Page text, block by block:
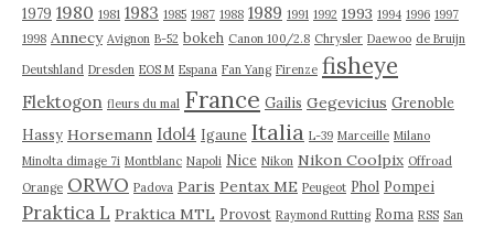
1979 1980 1981 1983 1985 1987 1988 1989 1991 1992 1993 1994 1996 1997
1998 Annecy Avignon B-52 bokeh Canon 100/2.8 Chrysler Daewoo de Bruijn
Deutshland Dresden EOS M Espana Fan Yang Firenze fisheye
Flektogon fleurs du mal France Gailis Gegevicius Grenoble
Hassy Horsemann Idol4 Igaune Italia L-39 Marceille Milano
Minolta dimage 7i Montblanc Napoli Nice Nikon Nikon Coolpix Offroad
Orange ORWO Padova Paris Pentax ME Peugeot Phol Pompei
Praktica L Praktica MTL Provost Raymond Rutting Roma RSS San